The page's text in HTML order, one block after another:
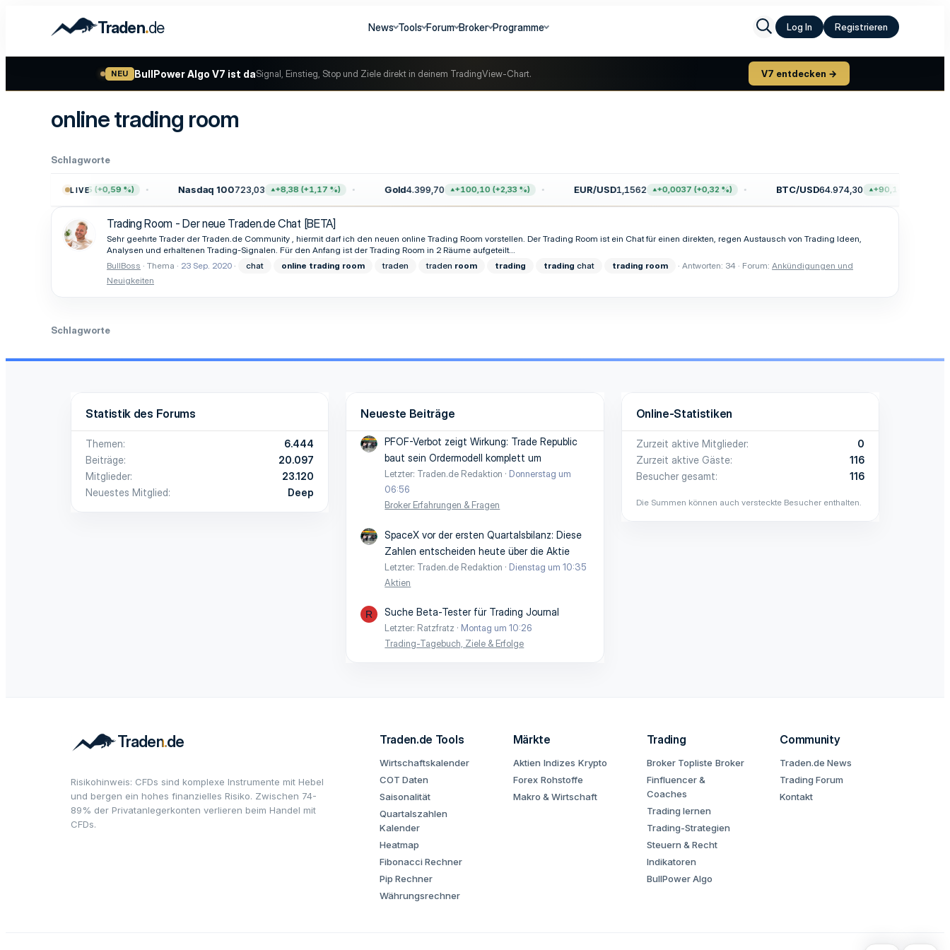
Traden.de News Tools Forum Broker Programme Log In Registrieren
NEU BullPower Algo V7 ist daSignal, Einstieg, Stop und Ziele direkt in deinem TradingView-Chart. V7 entdecken →
online trading room
Schlagworte
LIVE
+45,65 (+0,59 %) Nasdaq 100723,03 +8,38 (+1,17 %) Gold4.399,70 +100,10 (+2,33 %) EUR/USD1,1562 +0,0037 (+0,32 %) BTC/USD64.974,30 +90,14 (+0,14 %)
Trading Room - Der neue Traden.de Chat [BETA]
Sehr geehrte Trader der Traden.de Community , hiermit darf ich den neuen online Trading Room vorstellen. Der Trading Room ist ein Chat für einen direkten, regen Austausch von Trading Ideen,
Analysen und erhaltenen Trading-Signalen. Für den Anfang ist der Trading Room in 2 Räume aufgeteilt...
BullBoss
Thema 23 Sep. 2020 chat online trading room traden traden room trading trading chat trading room Antworten: 34 Forum: Ankündigungen und
Neuigkeiten
Schlagworte
Statistik des Forums
Themen
6.444
Beiträge
20.097
Mitglieder
23.120
Neuestes Mitglied
Deep
Neueste Beiträge
PFOF-Verbot zeigt Wirkung: Trade Republic
baut sein Ordermodell komplett um
Letzter: Traden.de Redaktion
Donnerstag um
06:56
Broker Erfahrungen & Fragen
SpaceX vor der ersten Quartalsbilanz: Diese
Zahlen entscheiden heute über die Aktie
Letzter: Traden.de Redaktion
Dienstag um 10:35
Aktien
R Suche Beta-Tester für Trading Journal
Letzter: Ratzfratz
Montag um 10:26
Trading-Tagebuch, Ziele & Erfolge
Online-Statistiken
Zurzeit aktive Mitglieder
0
Zurzeit aktive Gäste
116
Besucher gesamt
116
Die Summen können auch versteckte Besucher enthalten.
Risikohinweis: CFDs sind komplexe Instrumente mit Hebel
und bergen ein hohes finanzielles Risiko. Zwischen 74-
89% der Privatanlegerkonten verlieren beim Handel mit
CFDs.
Traden.de Tools
Wirtschaftskalender
COT Daten
Saisonalität
Quartalszahlen
Kalender
Heatmap
Fibonacci Rechner
Pip Rechner
Währungsrechner
Märkte
Aktien Indizes Krypto
Forex Rohstoffe
Makro & Wirtschaft
Trading
Broker Topliste Broker
Finfluencer &
Coaches
Trading lernen
Trading-Strategien
Steuern & Recht
Indikatoren
BullPower Algo
Community
Traden.de News
Trading Forum
Kontakt